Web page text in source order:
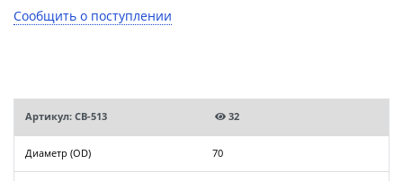
Сообщить о поступлении
Артикул: CB-513 32
Диаметр (OD) 70